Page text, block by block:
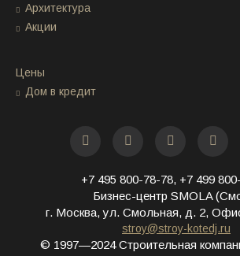
Архитектура
Акции
Цены
Дом в кредит
+7 495 800-78-78, +7 499
Бизнес-центр SMOLA
г. Москва, ул. Смольная, д. 2,
stroy@stroy-kotedj.ru
© 1997—2024 Строительная